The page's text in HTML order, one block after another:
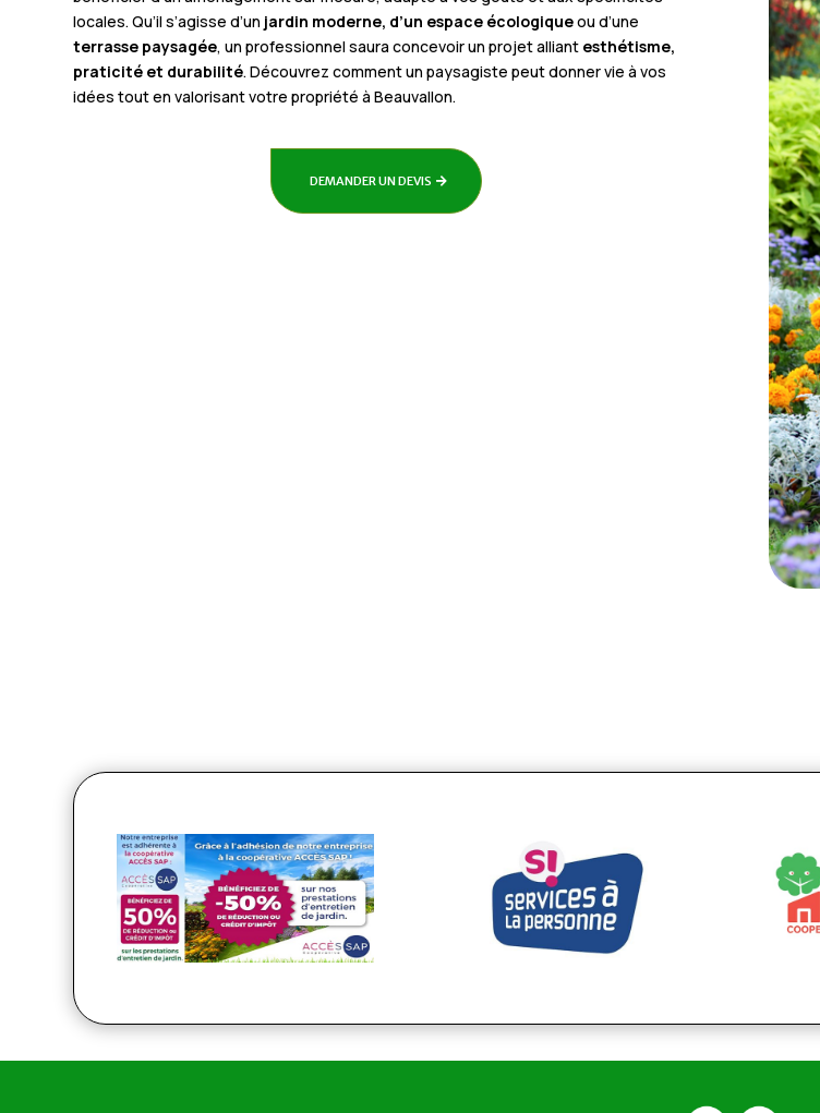
locales. Qu’il s’agisse d’un jardin moderne, d’un espace écologiqueou d’une
terrasse paysagée, un professionnel saura concevoir un projet alliant esthétisme,
praticité et durabilité. Découvrez comment un paysagiste peut donner vie à vos
idées tout en valorisant votre propriété à Beauvallon.
DEMANDER UN DEVIS